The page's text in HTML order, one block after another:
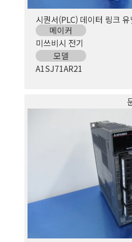
시퀀서(PLC) 데이터 링크 유
메이커
미쓰비시 전기
모델
A1SJ71AR21